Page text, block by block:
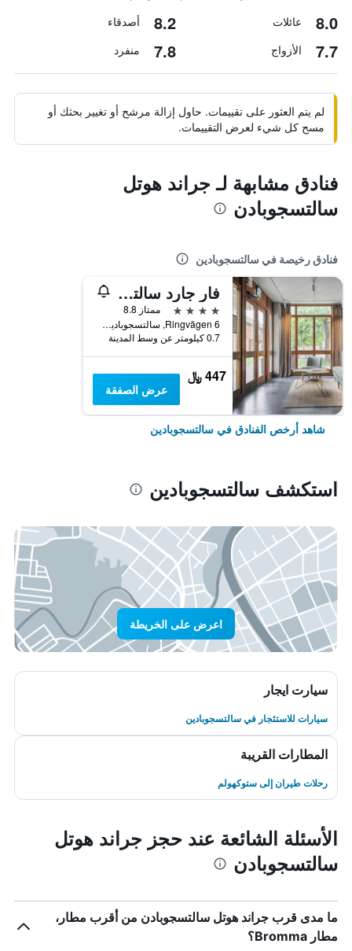
8.0 عائلات 8.2 أصدقاء
7.7 الأزواج 7.8 منفرد
لم يتم العثور على تقييمات. حاول إزالة مرشح أو تغيير بحثك أو
مسح كل شيء لعرض التقييمات.
فنادق مشابهة لـ جراند هوتل
سالتسجوبادن
فنادق رخيصة في سالتسجوبادين
فار جارد سالتسجوبادن
4 نجوم
ممتاز 8.8
Ringvägen 6, سالتسجوبادين, مقاطعة ستوكهولم, السويد
0.7 كيلومتر عن وسط المدينة
447 ﷼
عرض الصفقة
شاهد أرخص الفنادق في سالتسجوبادين
استكشف سالتسجوبادين
اعرض على الخريطة
سيارت ايجار
سيارات للاستئجار في سالتسجوبادين
المطارات القريبة
رحلات طيران إلى ستوكهولم
الأسئلة الشائعة عند حجز جراند هوتل
سالتسجوبادن
ما مدى قرب جراند هوتل سالتسجوبادن من أقرب مطار،
مطار Bromma؟